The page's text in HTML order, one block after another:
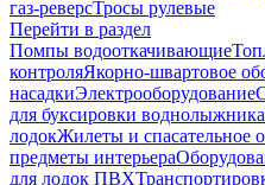
газ-реверсТросы рулевые
Перейти в раздел
Помпы водооткачивающие
контроляЯкорно-швартовое
насадкиЭлектрооборудование
для буксировки воднолыжника
лодокЖилеты и спасательное
предметы интерьера
для лодок ПВХ